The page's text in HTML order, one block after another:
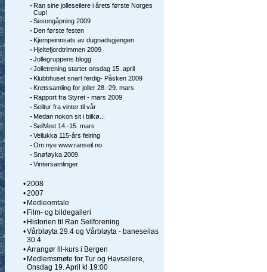
-Ran sine jolleseilere i årets første Norges
Cup!
-Sesongåpning 2009
-Den første festen
-Kjempeinnsats av dugnadsgjengen
-Hjeltefjordtrimmen 2009
-Jollegruppens blogg
-Jolletrening starter onsdag 15. april
-Klubbhuset snart ferdig- Påsken 2009
-Kretssamling for joller 28.-29. mars
-Rapport fra Styret - mars 2009
-Seiltur fra vinter til vår
-Medan nokon sit i bilkø...
-SeilVest 14.-15. mars
-Vellukka 115-års feiring
-Om nye www.ranseil.no
-Snøføyka 2009
-Vintersamlinger
•2008
•2007
• Medieomtale
• Film- og bildegalleri
• Historien til Ran Seilforening
•Vårbløyta 29.4 og Vårbløyta - baneseilas
30.4
•Arrangør lll-kurs i Bergen
• Medlemsmøte for Tur og Havseilere,
Onsdag 19. April kl 19:00